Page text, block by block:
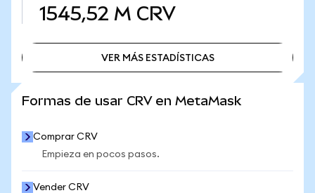
1545,52 M CRV
VER MÁS ESTADÍSTICAS
Formas de usar CRV en MetaMask
Comprar CRV
Empieza en pocos pasos.
Vender CRV